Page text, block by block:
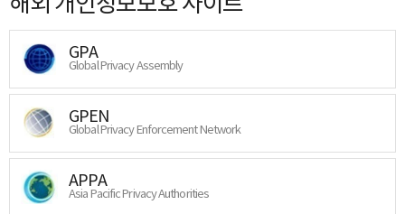
GPA
Global Privacy Assembly
GPEN
Global Privacy Enforcement Network
APPA
Asia Pacific Privacy Authorities